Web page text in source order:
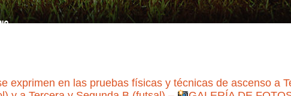
exprimen en las pruebas físicas y técnicas de ascenso a